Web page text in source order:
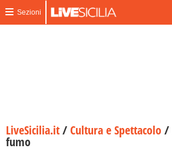
Sezioni
LiveSicilia.it/Cultura e Spettacolo/
fumo